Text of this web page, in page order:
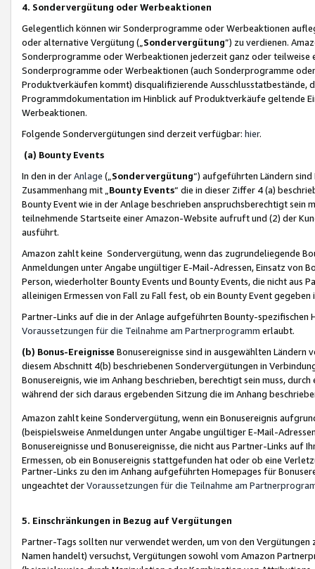
4. Sondervergütung oder Werbeaktionen
Gelegentlich können wir Sonderprogramme oder Werbeaktionen
oder alternative Vergütung („ Sondervergütung”) zu verdienen.
Sonderprogramme oder Werbeaktionen jederzeit ganz oder
Sonderprogramme oder Werbeaktionen (auch Sonderprogramme
Produktverkäufen kommt) disqualifizierende Ausschlusstatbestände,
Programmdokumentation im Hinblick auf Produktverkäufe geltende
Werbeaktionen.
Folgende Sondervergütungen sind derzeit verfügbar: hier.
(a) Bounty Events
In den in derAnlage („ Sondervergütung“) aufgeführten Ländern
Zusammenhang mit „ Bounty Events“ die in dieser Ziffer 4 (a)
Bounty Event wie in der Anlage beschrieben anspruchsberechtigt sein
teilnehmende Startseite einer Amazon-Website aufruft und (2) der
ausführt.
Amazon zahlt keine Sondervergütung, wenn das zugrundeliegende
Anmeldungen unter Angabe ungültiger E-Mail-Adressen, Einsatz von
Person, wiederholter Bounty Events und Bounty Events, die nicht
alleinigen Ermessen von Fall zu Fall fest, ob ein Bounty Event
Partner-Links auf die in der Anlage aufgeführten Bounty-spezifischen
Voraussetzungen für die Teilnahme am Partnerprogramm erlaubt.
(b) Bonus-Ereignisse Bonusereignisse sind in ausgewählten Ländern
diesem Abschnitt 4(b) beschriebenen Sondervergütungen in
Bonusereignis, wie im Anhang beschrieben, berechtigt sein muss,
während der sich daraus ergebenden Sitzung die im Anhang
Amazon zahlt keine Sondervergütung, wenn ein Bonusereignis
(beispielsweise Anmeldungen unter Angabe ungültiger E-Mail-
Bonusereignisse und Bonusereignisse, die nicht aus Partner-Links auf
Ermessen, ob ein Bonusereignis stattgefunden hat oder ob eine
Partner-Links zu den im Anhang aufgeführten Homepages für
ungeachtet derVoraussetzungen für die Teilnahme am
5. Einschränkungen in Bezug auf Vergütungen
Partner-Tags sollten nur verwendet werden, um von den
Namen handelt) versuchst, Vergütungen sowohl vom Amazon